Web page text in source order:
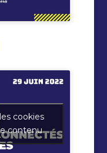
cookies
contenu